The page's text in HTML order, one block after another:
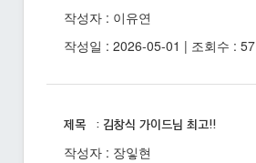
작성자 : 이유연
작성일 : 2026-05-01 | 조회수 : 57
제목 : 김창식 가이드님 최고!!
작성자 : 장잏현